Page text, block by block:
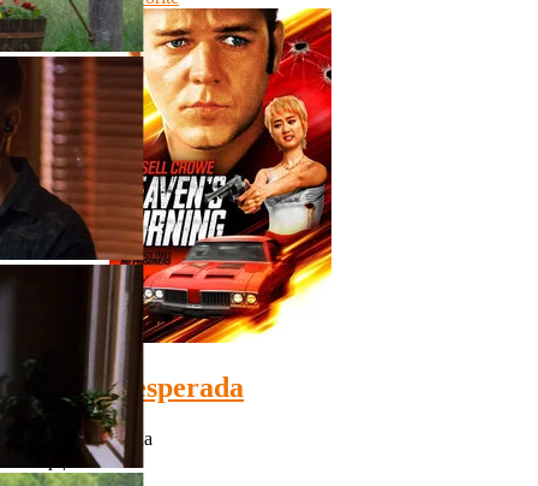
Huida desesperada
Huida desesperada
1080p | Cast
IMDb: N/A